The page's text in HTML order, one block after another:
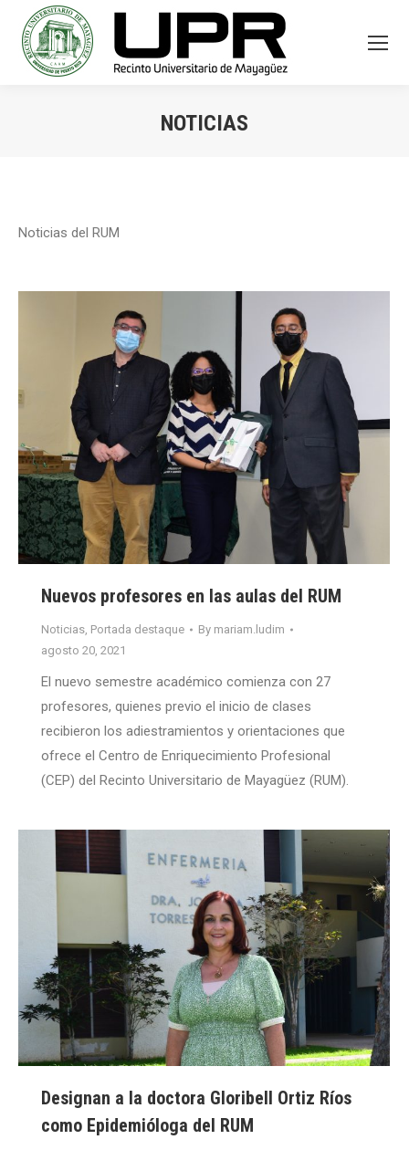
NOTICIAS
Noticias del RUM
Nuevos profesores en las aulas del RUM
Noticias, Portada destaque By mariam.ludim
agosto 20, 2021
El nuevo semestre académico comienza con 27
profesores, quienes previo el inicio de clases
recibieron los adiestramientos y orientaciones que
ofrece el Centro de Enriquecimiento Profesional
(CEP) del Recinto Universitario de Mayagüez (RUM).
Designan a la doctora Gloribell Ortiz Ríos
como Epidemióloga del RUM